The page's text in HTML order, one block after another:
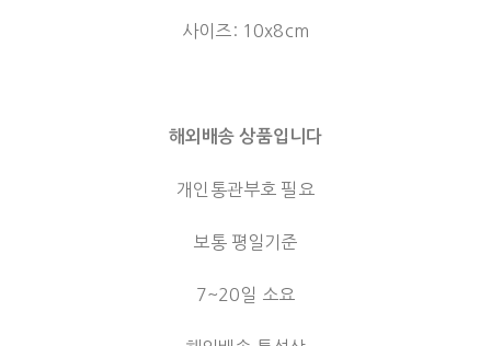
사이즈: 10x8cm
해외배송 상품입니다
개인통관부호 필요
보통 평일기준
7~20일 소요